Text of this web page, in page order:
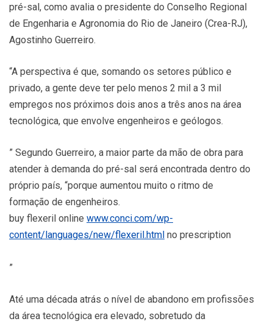
pré-sal, como avalia o presidente do Conselho Regional
de Engenharia e Agronomia do Rio de Janeiro (Crea-RJ),
Agostinho Guerreiro.
“A perspectiva é que, somando os setores público e
privado, a gente deve ter pelo menos 2 mil a 3 mil
empregos nos próximos dois anos a três anos na área
tecnológica, que envolve engenheiros e geólogos.
” Segundo Guerreiro, a maior parte da mão de obra para
atender à demanda do pré-sal será encontrada dentro do
próprio país, “porque aumentou muito o ritmo de
formação de engenheiros.
buy flexeril online www.conci.com/wp-
content/languages/new/flexeril.html no prescription
”
Até uma década atrás o nível de abandono em profissões
da área tecnológica era elevado, sobretudo da